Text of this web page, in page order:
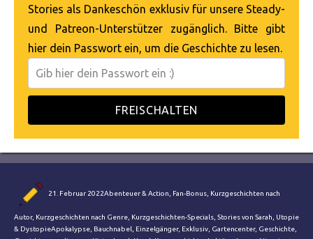
Stories als Dankeschön exklusiv für unsere Steady-
und Patreon-Unterstützer zugänglich. Bitte gibt
hier dein Passwort ein, um die Geschichte zu lesen.
FREISCHALTEN
am
21. Februar 2022Abenteuer & Action, Fan-Bonus, Kurzgeschichten nach
Autor, Kurzgeschichten nach Genre, Kurzgeschichten-Specials, Stories von Sarah, Utopie
& DystopieSchlagwörter
Apokalypse, Bauchnabel, Einzelgänger, Exklusiv, Gartencenter, Geschichte,